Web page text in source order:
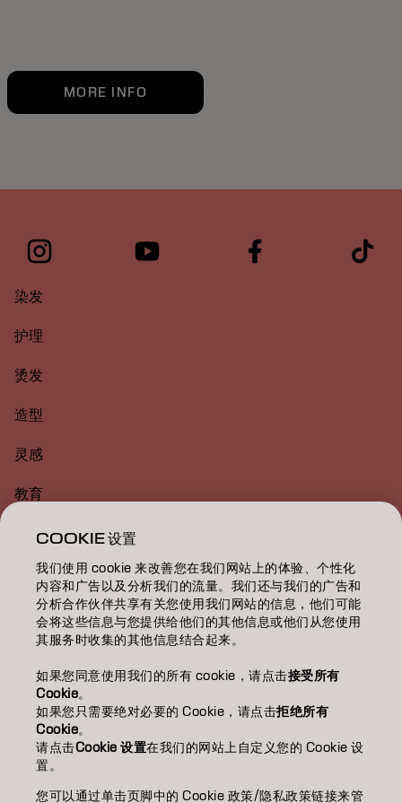
MORE INFO
染发
护理
烫发
造型
灵感
教育
关于
美发沙龙查找
成为合作伙伴
联系我们
版权声明隐私政策Cookie 政策使用条款无障碍访问
可持续发展承诺
CN | Chinese (Traditional)
COOKIE 设置
我们使用 cookie 来改善您在我们网站上的体验、个性化
内容和广告以及分析我们的流量。我们还与我们的广告和
分析合作伙伴共享有关您使用我们网站的信息，他们可能
会将这些信息与您提供给他们的其他信息或他们从您使用
其服务时收集的其他信息结合起来。
如果您同意使用我们的所有 cookie，请点击接受所有
Cookie。
如果您只需要绝对必要的 Cookie，请点击拒绝所有
Cookie。
请点击Cookie 设置在我们的网站上自定义您的 Cookie 设
置。
您可以通过单击页脚中的 Cookie 政策/隐私政策链接来管